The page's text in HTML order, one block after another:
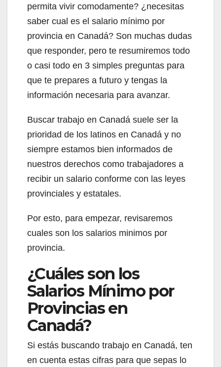
permita vivir comodamente? ¿necesitas
saber cual es el salario mínimo por
provincia en Canadá? Son muchas dudas
que responder, pero te resumiremos todo
o casi todo en 3 simples preguntas para
que te prepares a futuro y tengas la
información necesaria para avanzar.
Buscar trabajo en Canadá suele ser la
prioridad de los latinos en Canadá y no
siempre estamos bien informados de
nuestros derechos como trabajadores a
recibir un salario conforme con las leyes
provinciales y estatales.
Por esto, para empezar, revisaremos
cuales son los salarios minimos por
provincia.
¿Cuáles son los
Salarios Mínimo por
Provincias en
Canadá?
Si estás buscando trabajo en Canadá, ten
en cuenta estas cifras para que sepas lo